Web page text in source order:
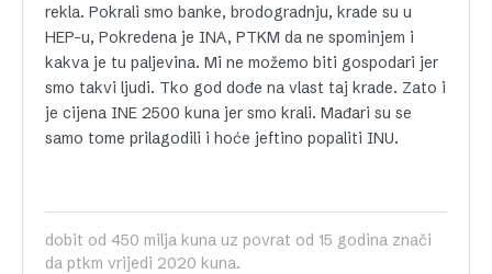
rekla. Pokrali smo banke, brodogradnju, krade su u
HEP-u, Pokredena je INA, PTKM da ne spominjem i
kakva je tu paljevina. Mi ne možemo biti gospodari jer
smo takvi ljudi. Tko god dođe na vlast taj krade. Zato i
je cijena INE 2500 kuna jer smo krali. Mađari su se
samo tome prilagodili i hoće jeftino popaliti INU.
dobit od 450 milja kuna uz povrat od 15 godina znači
da ptkm vrijedi 2020 kuna.